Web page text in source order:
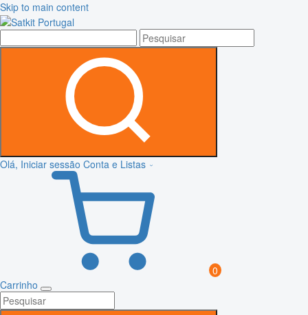
Skip to main content
Olá, Iniciar sessão Conta e Listas
0
Carrinho